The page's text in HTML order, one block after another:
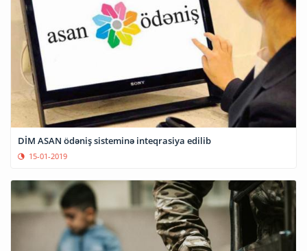
DİM ASAN ödəniş sisteminə inteqrasiya edilib
15-01-2019